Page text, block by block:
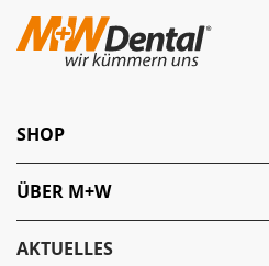
SHOP
ÜBER M+W
AKTUELLES